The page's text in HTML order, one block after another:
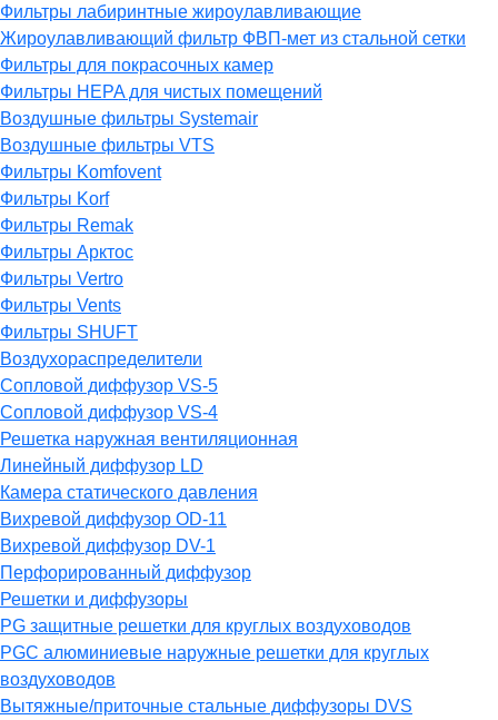
Фильтры лабиринтные жироулавливающие
Жироулавливающий фильтр ФВП-мет из стальной сетки
Фильтры для покрасочных камер
Фильтры HEPA для чистых помещений
Воздушные фильтры Systemair
Воздушные фильтры VTS
Фильтры Komfovent
Фильтры Korf
Фильтры Remak
Фильтры Арктос
Фильтры Vertro
Фильтры Vents
Фильтры SHUFT
Воздухораспределители
Сопловой диффузор VS-5
Сопловой диффузор VS-4
Решетка наружная вентиляционная
Линейный диффузор LD
Камера статического давления
Вихревой диффузор OD-11
Вихревой диффузор DV-1
Перфорированный диффузор
Решетки и диффузоры
PG защитные решетки для круглых воздуховодов
PGC алюминиевые наружные решетки для круглых
воздуховодов
Вытяжные/приточные стальные диффузоры DVS